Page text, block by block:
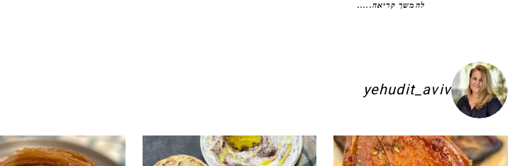
להמשך קריאה.....
yehudit_aviv
להשקיע בפיתות היסטריות
ג׳חנון תימני אמיתי!! ולא רק בעיני הוא הכי טעים שיש
לכל חובבי הקוקוס קומו להכין - חיתוכיות
גם אם אתם צמים